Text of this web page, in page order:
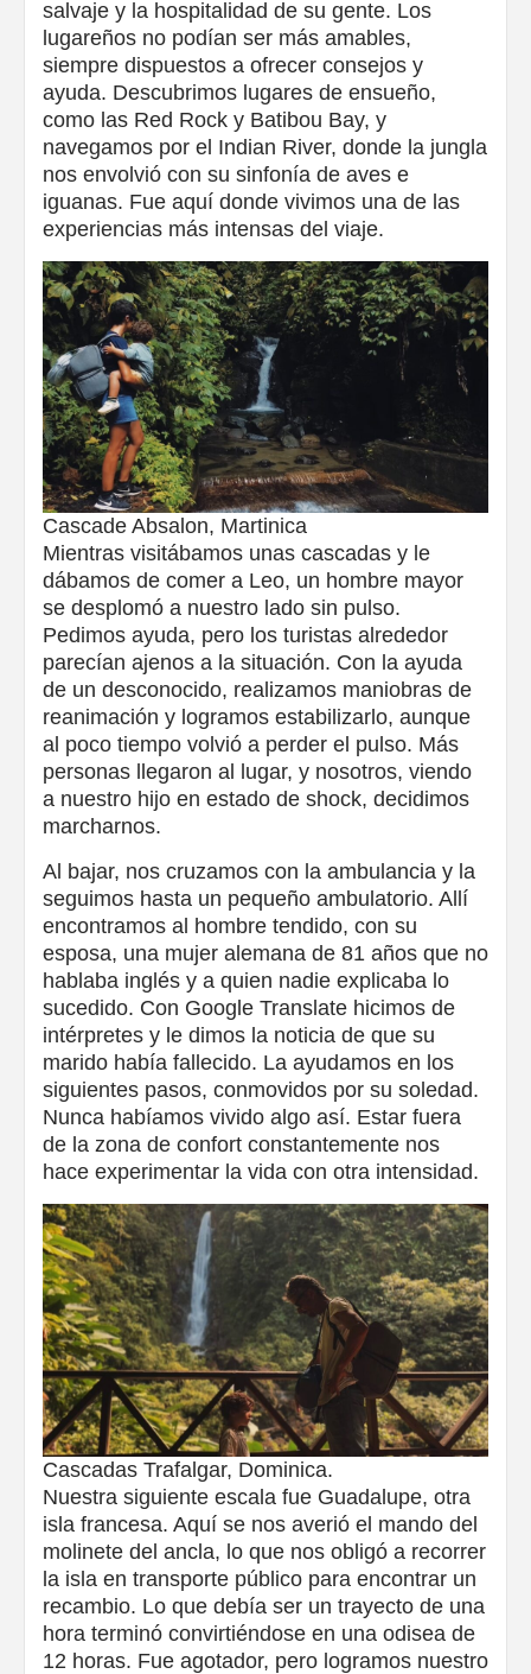
salvaje y la hospitalidad de su gente. Los
lugareños no podían ser más amables,
siempre dispuestos a ofrecer consejos y
ayuda. Descubrimos lugares de ensueño,
como las Red Rock y Batibou Bay, y
navegamos por el Indian River, donde la jungla
nos envolvió con su sinfonía de aves e
iguanas. Fue aquí donde vivimos una de las
experiencias más intensas del viaje.
Cascade Absalon, Martinica
Mientras visitábamos unas cascadas y le
dábamos de comer a Leo, un hombre mayor
se desplomó a nuestro lado sin pulso.
Pedimos ayuda, pero los turistas alrededor
parecían ajenos a la situación. Con la ayuda
de un desconocido, realizamos maniobras de
reanimación y logramos estabilizarlo, aunque
al poco tiempo volvió a perder el pulso. Más
personas llegaron al lugar, y nosotros, viendo
a nuestro hijo en estado de shock, decidimos
marcharnos.
Al bajar, nos cruzamos con la ambulancia y la
seguimos hasta un pequeño ambulatorio. Allí
encontramos al hombre tendido, con su
esposa, una mujer alemana de 81 años que no
hablaba inglés y a quien nadie explicaba lo
sucedido. Con Google Translate hicimos de
intérpretes y le dimos la noticia de que su
marido había fallecido. La ayudamos en los
siguientes pasos, conmovidos por su soledad.
Nunca habíamos vivido algo así. Estar fuera
de la zona de confort constantemente nos
hace experimentar la vida con otra intensidad.
Cascadas Trafalgar, Dominica.
Nuestra siguiente escala fue Guadalupe, otra
isla francesa. Aquí se nos averió el mando del
molinete del ancla, lo que nos obligó a recorrer
la isla en transporte público para encontrar un
recambio. Lo que debía ser un trayecto de una
hora terminó convirtiéndose en una odisea de
12 horas. Fue agotador, pero logramos nuestro